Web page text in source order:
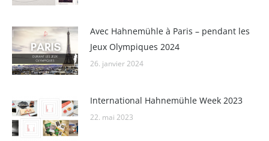
Avec Hahnemühle à Paris – pendant les
Jeux Olympiques 2024
26. janvier 2024
International Hahnemühle Week 2023
22. mai 2023